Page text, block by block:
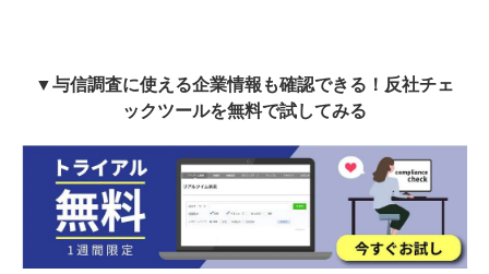
▼与信調査に使える企業情報も確認できる！反社チェ
ックツールを無料で試してみる